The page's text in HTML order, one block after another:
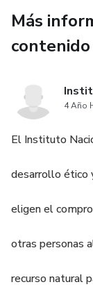
Más
contenido
4 Año
El Instituto
desarrollo ético
eligen el
otras personas
recurso natural